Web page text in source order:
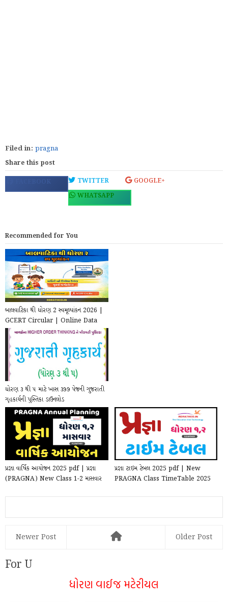
Filed in: pragna
Share this post
FACEBOOK TWITTER
GOOGLE+
WHATSAPP
Recommended for You
બાલવાટિકા થી ધોરણ 2 સ્વમૂલ્યાંકન 2026 |
GCERT Circular | Online Data
Entry
ધોરણ ૩ થી ૫ માટે ખાસ ૩૭૭ પેજની ગુજરાતી
ગૃહકાર્યની પુસ્તિકા ડાઉનલોડ
પ્રજ્ઞા વાર્ષિક આયોજન 2025 pdf | પ્રજ્ઞા
(PRAGNA) New Class 1-2 માસવાર
પ્રજ્ઞા ટાઇમ ટેબલ 2025 pdf | New
PRAGNA Class TimeTable 2025
Newer Post Older Post
For U
ધોરણ વાઈજ મટેરીયલ